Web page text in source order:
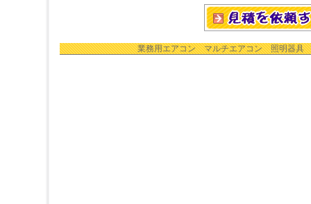
業務用エアコン マルチエアコン 照明器具